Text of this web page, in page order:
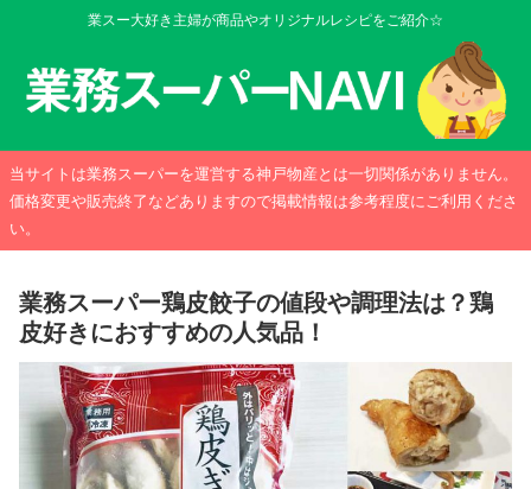
業スー大好き主婦が商品やオリジナルレシピをご紹介☆
当サイトは業務スーパーを運営する神戸物産とは一切関係がありません。
価格変更や販売終了などありますので掲載情報は参考程度にご利用くださ
い。
業務スーパー鶏皮餃子の値段や調理法は？鶏
皮好きにおすすめの人気品！